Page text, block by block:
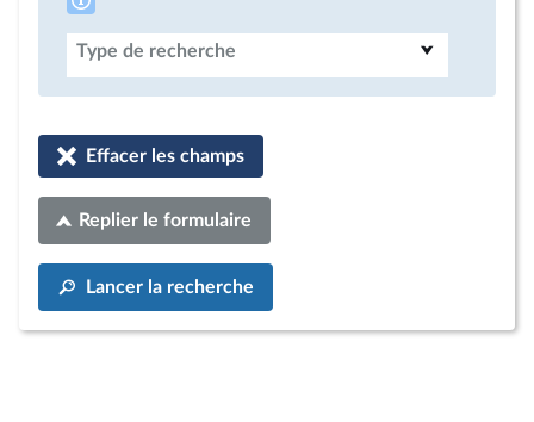
Type de recherche
Effacer les champs
Replier le formulaire
Lancer la recherche